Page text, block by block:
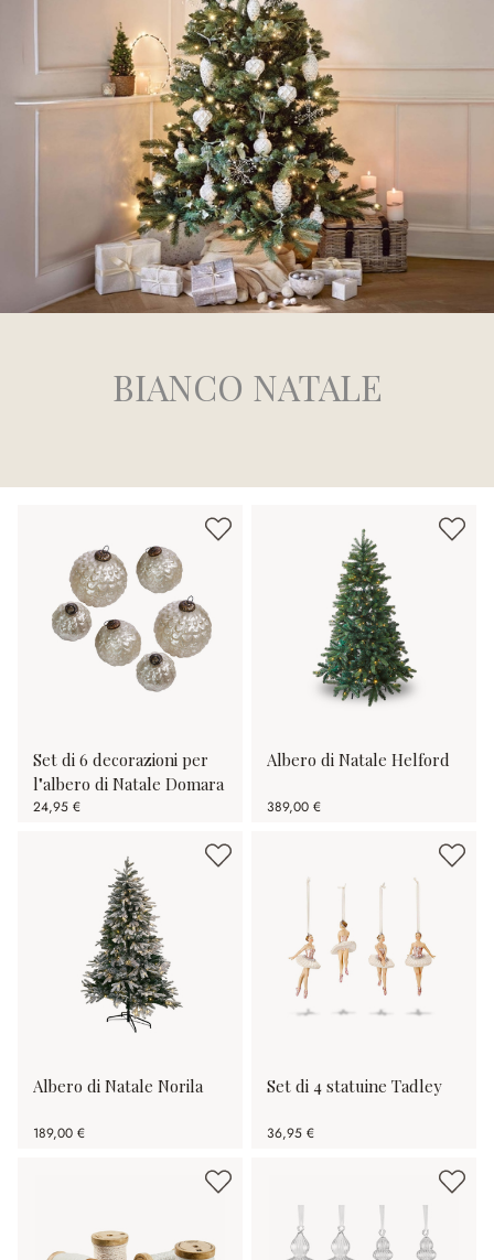
BIANCO NATALE
Set di 6 decorazioni per
l"albero di Natale Domara
24,95 €
Albero di Natale Helford
389,00 €
Albero di Natale Norila
189,00 €
Set di 4 statuine Tadley
36,95 €